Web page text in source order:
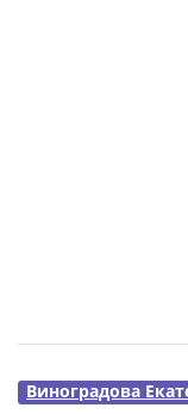
Виноградова